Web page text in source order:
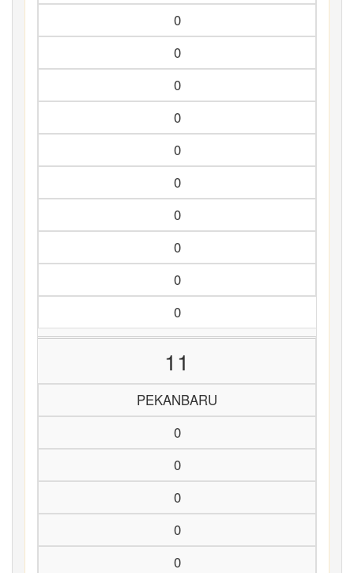
0
0
0
0
0
0
0
0
0
0
11
PEKANBARU
0
0
0
0
0